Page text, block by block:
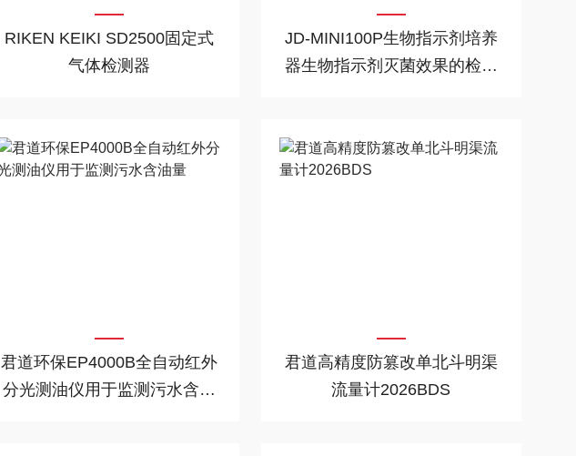
RIKEN KEIKI SD2500固定式
气体检测器
JD-MINI100P生物指示剂培养
器生物指示剂灭菌效果的检测
君道环保EP4000B全自动红外
分光测油仪用于监测污水含油
君道高精度防篡改单北斗明渠
流量计2026BDS